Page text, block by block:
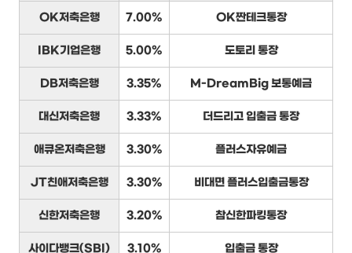
OK저축은행 7.00% OK짠테크통장
IBK기업은행 5.00% 도토리 통장
DB저축은행 3.35% M-DreamBig 보통예금
대신저축은행 3.33% 더드리고 입출금 통장
애큐온저축은행 3.30% 플러스자유예금
JT친애저축은행 3.30% 비대면 플러스입출금통장
신한저축은행 3.20% 참신한파킹통장
사이다뱅크(SBI) 3.10% 입출금 통장